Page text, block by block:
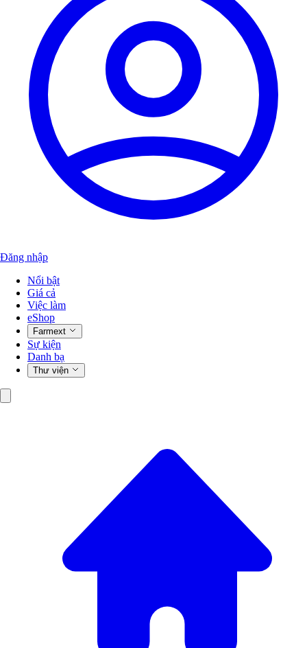
Đăng nhập
Nổi bật
Giá cả
Việc làm
eShop
Farmext
Sự kiện
Danh bạ
Thư viện